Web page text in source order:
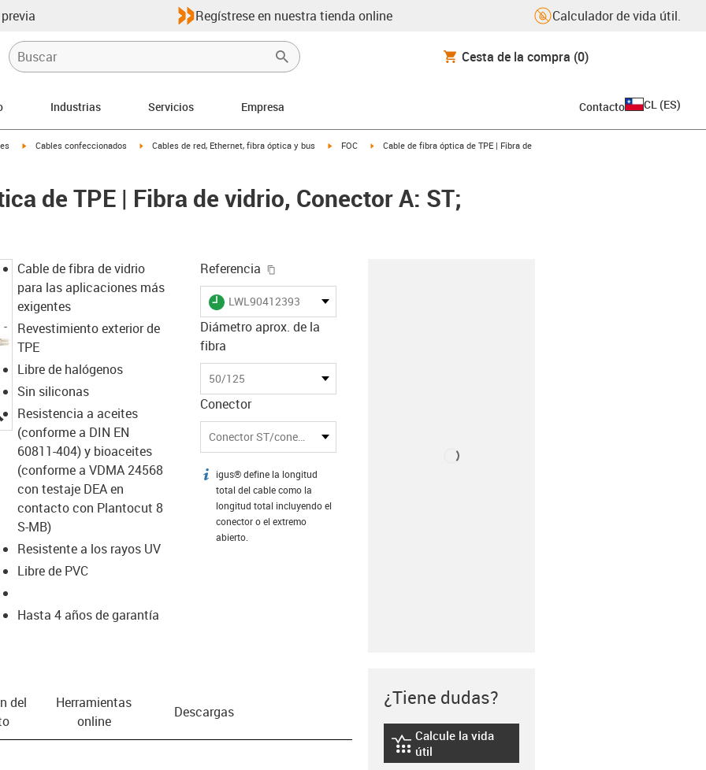
Regístrese en nuestra tienda online Calculador de vida útil.
Cesta de la compra (0)
Industrias Servicios Empresa Contacto CL (ES)
igus-icon-arrow-right
Cables confeccionados igus-icon-arrow-right
Cables de red, Ethernet, fibra óptica y bus igus-icon-arrow-right
FOC igus-icon-arrow-right
Cable de fibra óptica de TPE | Fibra de
de TPE | Fibra de vidrio, Conector A: ST;
igus-icon-lupe
Cable de fibra de vidrio
para las aplicaciones más
exigentes
Revestimiento exterior de
TPE
Libre de halógenos
Sin siliconas
Resistencia a aceites
(conforme a DIN EN
60811-404) y bioaceites
(conforme a VDMA 24568
con testaje DEA en
contacto con Plantocut 8
S-MB)
Resistente a los rayos UV
Libre de PVC
Hasta 4 años de garantía
Referencia
igus-icon-lieferzeit
LWL90412393
Diámetro aprox. de la
fibra
50/125
Conector
Conector ST/conector LC
igus-icon-info
igus® define la longitud
total del cable como la
longitud total incluyendo el
conector o el extremo
abierto.
del
Herramientas
online
Descargas
¿Tiene dudas?
igus-icon-lebensdauerrechner
Calcule la vida
útil